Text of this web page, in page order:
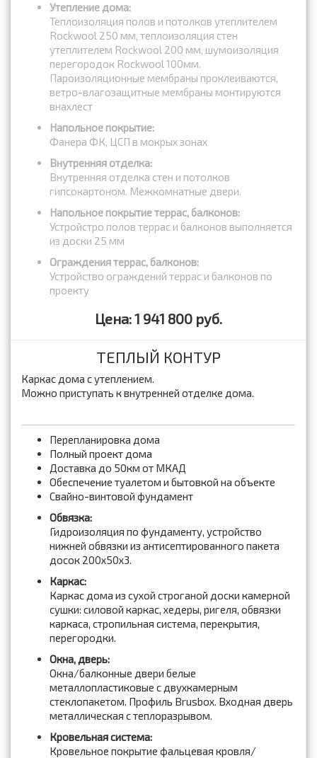
Утепление дома:
Теплоизоляция полов и потолков утеплителем
Rockwool 250 мм, теплоизоляция стен
утеплителем Rockwool 200 мм, шумоизоляция
перегородок Rockwool 100мм.
Пароизоляционные мембраны проклеиваются,
ветро-влагозащитные мембраны монтируются
внахлест
Напольное покрытие:
Фанера ФК, ЦСП в мокрых зонах
Внутренняя отделка:
Внутренняя отделка стен и потолков
гипсокартоном. Межкомнатные двери.
Напольное покрытие террас, балконов:
Устройстро полов террас и балконов выполняется
из доски 25 мм
Ограждения террас, балконов:
Устройство ограждений террас и балконов по
проекту
Цена: 1 941 800 руб.
ТЕПЛЫЙ КОНТУР
Каркас дома с утеплением.
Можно приступать к внутренней отделке дома.
Перепланировка дома
Полный проект дома
Доставка до 50км от МКАД
Обеспечение туалетом и бытовкой на объекте
Свайно-винтовой фундамент
Обвязка:
Гидроизоляция по фундаменту, устройство
нижней обвязки из антисептированного пакета
досок 200x50x3.
Каркас:
Каркас дома из сухой строганой доски камерной
сушки: силовой каркас, хедеры, ригеля, обвязки
каркаса, стропильная система, перекрытия,
перегородки.
Окна, дверь:
Окна/балконные двери белые
металлопластиковые с двухкамерным
стеклопакетом. Профиль Brusbox. Входная дверь
металлическая с теплоразрывом.
Кровельная система:
Кровельное покрытие фальцевая кровля/